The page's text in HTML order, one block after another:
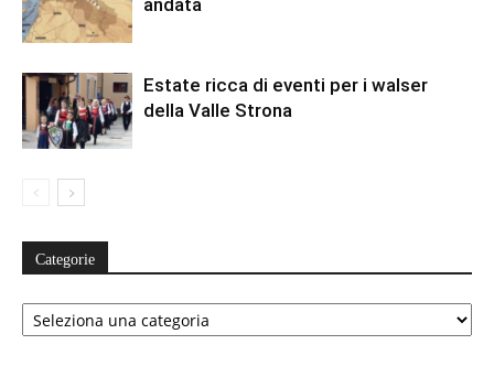
andata
Estate ricca di eventi per i walser
della Valle Strona
Categorie
Categorie